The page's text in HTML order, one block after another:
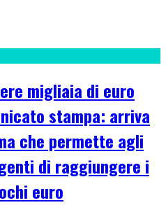
migliaia di euro
stampa: arriva
che permette agli
di raggiungere i
euro